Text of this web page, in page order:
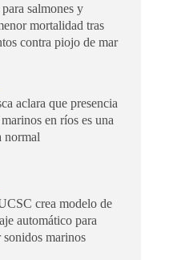
salmones y
mortalidad tras
contra piojo de mar
aclara que presencia
en ríos es una
normal
crea modelo de
automático para
sonidos marinos